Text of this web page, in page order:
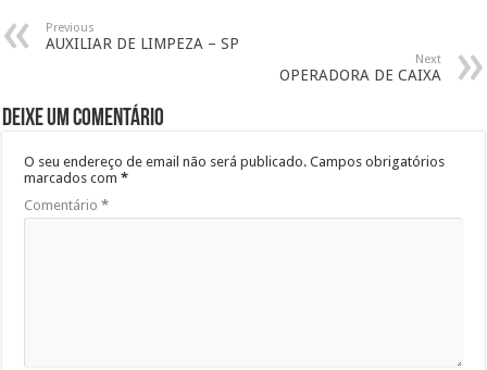
Previous
AUXILIAR DE LIMPEZA – SP
Next
OPERADORA DE CAIXA
Deixe um comentário
O seu endereço de email não será publicado. Campos obrigatórios
marcados com*
Comentário*